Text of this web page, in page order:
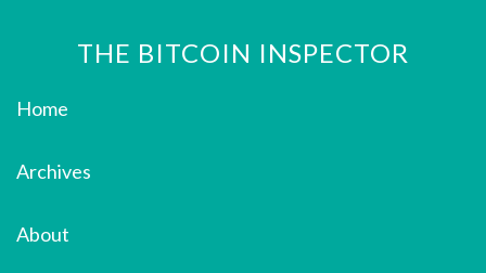
THE BITCOIN INSPECTOR
Home
Archives
About